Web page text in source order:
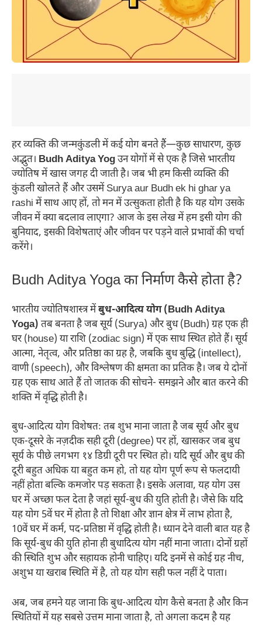
हर व्यक्ति की जन्मकुंडली में कई योग बनते हैं—कुछ साधारण, कुछ
अद्भुत। Budh Aditya Yogउन योगों में से एक है जिसे भारतीय
ज्योतिष में खास जगह दी जाती है। जब भी हम किसी व्यक्ति की
कुंडली खोलते हैं और उसमें Surya aur Budh ek hi ghar ya
rashi में साथ आए हों, तो मन में उत्सुकता होती है कि यह योग उसके
जीवन में क्या बदलाव लाएगा? आज के इस लेख में हम इसी योग की
बुनियाद, इसकी विशेषताएं और जीवन पर पड़ने वाले प्रभावों की चर्चा
करेंगे।
Budh Aditya Yoga का निर्माण कैसे होता है?
भारतीय ज्योतिषशास्त्र मेंबुध-आदित्य योग (Budh Aditya
Yoga) तब बनता है जब सूर्य (Surya) और बुध (Budh) ग्रह एक ही
घर (house) या राशि (zodiac sign) में एक साथ स्थित होते हैं। सूर्य
आत्मा, नेतृत्व, और प्रतिष्ठा का ग्रह है, जबकि बुध बुद्धि (intellect),
वाणी (speech), और विश्लेषण की क्षमता का प्रतिक है। जब ये दोनों
ग्रह एक साथ आते हैं तो जातक की सोचने- समझने और बात करने की
शक्ति में वृद्धि होती है।
बुध-आदित्य योग विशेषतः तब शुभ माना जाता है जब सूर्य और बुध
एक-दूसरे के नज़दीक सही दूरी (degree) पर हों, खासकर जब बुध
सूर्य के पीछे लगभग १४ डिग्री दूरी पर स्थित हो। यदि सूर्य और बुध की
दूरी बहुत अधिक या बहुत कम हो, तो यह योग पूर्ण रूप से फलदायी
नहीं होता बल्कि कमजोर पड़ सकता है। इसके अलावा, यह योग उस
घर में अच्छा फल देता है जहां सूर्य-बुध की युति होती है। जैसे कि यदि
यह योग 5वें घर में होता है तो शिक्षा और ज्ञान क्षेत्र में लाभ होता है,
10वें घर में कर्म, पद-प्रतिष्ठा में वृद्धि होती है। ध्यान देने वाली बात यह है
कि सूर्य-बुध की युति होना ही बुधादित्य योग नहीं माना जाता। दोनों ग्रहों
की स्थिति शुभ और सहायक होनी चाहिए। यदि इनमें से कोई ग्रह नीच,
अशुभ या खराब स्थिति में है, तो यह योग सही फल नहीं दे पाता।
अब, जब हमने यह जाना कि बुध-आदित्य योग कैसे बनता है और किन
स्थितियों में यह सबसे उत्तम माना जाता है, तो अगला कदम है यह